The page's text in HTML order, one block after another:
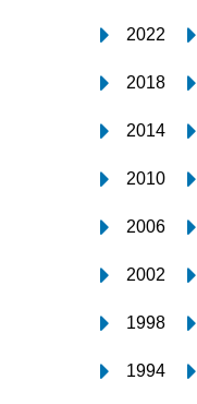
2022
2018
2014
2010
2006
2002
1998
1994